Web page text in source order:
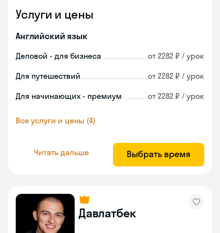
Услуги и цены
Английский язык
Деловой - для бизнеса от 2282 ₽ / урок
Для путешествий от 2282 ₽ / урок
Для начинающих - премиум от 2282 ₽ / урок
Все услуги и цены (4)
Читать дальше Выбрать время
Давлатбек